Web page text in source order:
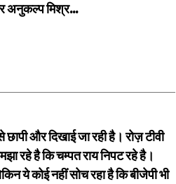
अनुकल्प मिश्र…
और दिखाई जा रही है। रोज़ टीवी
रहे है कि चम्पत राय निपट रहे है।
ये कोई नहीं सोच रहा है कि बीजेपी भी